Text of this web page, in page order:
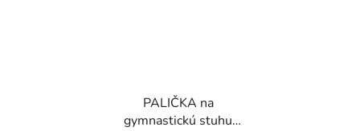
PALIČKA na
gymnastickú stuhu